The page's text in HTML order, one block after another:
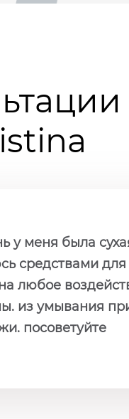
у меня была
средствами
любое
из умывания
посоветуйте